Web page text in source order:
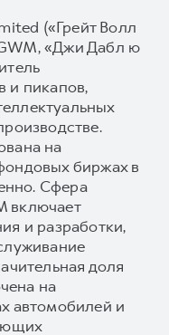
(«Грейт Волл
«Джи Дабл ю
и пикапов,
на
биржах в
Сфера
включает
и разработки,
доля
на
автомобилей и